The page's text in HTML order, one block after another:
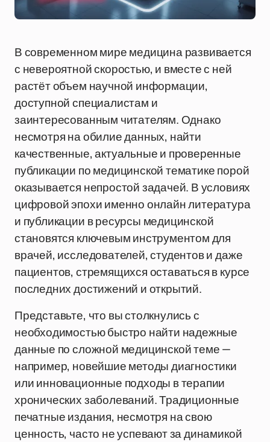
В современном мире медицина развивается
с невероятной скоростью, и вместе с ней
растёт объем научной информации,
доступной специалистам и
заинтересованным читателям. Однако
несмотря на обилие данных, найти
качественные, актуальные и проверенные
публикации по медицинской тематике порой
оказывается непростой задачей. В условиях
цифровой эпохи именно онлайн литература
и публикации в ресурсы медицинской
становятся ключевым инструментом для
врачей, исследователей, студентов и даже
пациентов, стремящихся оставаться в курсе
последних достижений и открытий.
Представьте, что вы столкнулись с
необходимостью быстро найти надежные
данные по сложной медицинской теме —
например, новейшие методы диагностики
или инновационные подходы в терапии
хронических заболеваний. Традиционные
печатные издания, несмотря на свою
ценность, часто не успевают за динамикой